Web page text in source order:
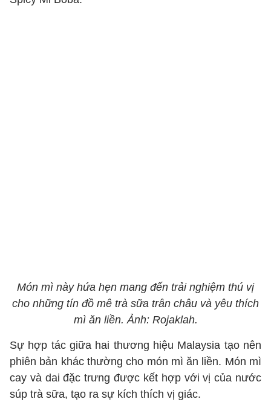
Món mì này hứa hẹn mang đến trải nghiệm thú vị
cho những tín đồ mê trà sữa trân châu và yêu thích
mì ăn liền. Ảnh: Rojaklah.
Sự hợp tác giữa hai thương hiệu Malaysia tạo nên
phiên bản khác thường cho món mì ăn liền. Món mì
cay và dai đặc trưng được kết hợp với vị của nước
súp trà sữa, tạo ra sự kích thích vị giác.